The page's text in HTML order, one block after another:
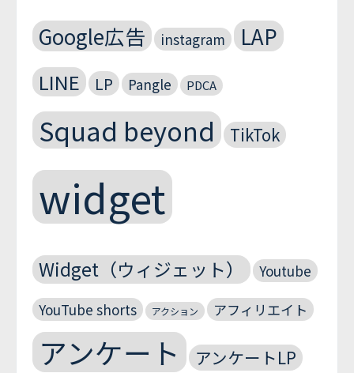
Google広告 instagram LAP
LINE LP Pangle PDCA
Squad beyond TikTok
widget
Widget（ウィジェット）
Youtube
YouTube shorts
アクション アフィリエイト
アンケート アンケートLP